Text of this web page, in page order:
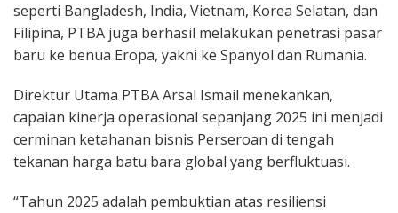
seperti Bangladesh, India, Vietnam, Korea Selatan, dan
Filipina, PTBA juga berhasil melakukan penetrasi pasar
baru ke benua Eropa, yakni ke Spanyol dan Rumania.
Direktur Utama PTBA Arsal Ismail menekankan,
capaian kinerja operasional sepanjang 2025 ini menjadi
cerminan ketahanan bisnis Perseroan di tengah
tekanan harga batu bara global yang berfluktuasi.
“Tahun 2025 adalah pembuktian atas resiliensi